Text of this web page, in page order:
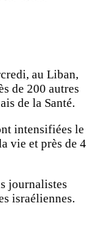
au Liban,
de 200 autres
de la Santé.
intensifiées le
vie et près de 4
journalistes
israéliennes.